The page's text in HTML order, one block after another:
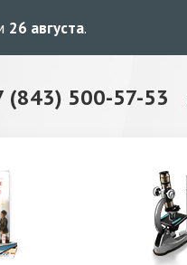
26 августа.
(843) 500-57-53